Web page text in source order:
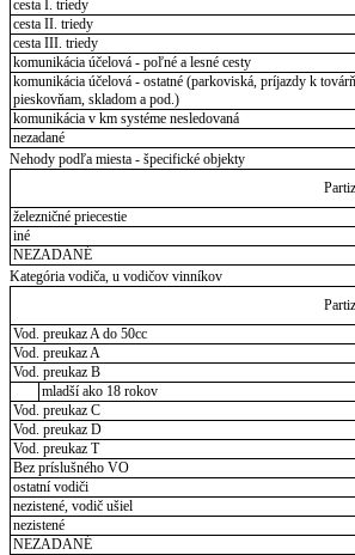
cesta I. triedy
cesta II. triedy
cesta III. triedy
komunikácia účelová - poľné a lesné cesty
komunikácia účelová - ostatné (parkoviská, príjazdy k
pieskovňam, skladom a pod.)
komunikácia v km systéme nesledovaná
nezadané
Nehody podľa miesta - špecifické objekty
železničné priecestie
iné
NEZADANÉ
Kategória vodiča, u vodičov vinníkov
Vod. preukaz A do 50cc
Vod. preukaz A
Vod. preukaz B
mladší ako 18 rokov
Vod. preukaz C
Vod. preukaz D
Vod. preukaz T
Bez príslušného VO
ostatní vodiči
nezistené, vodič ušiel
nezistené
NEZADANÉ